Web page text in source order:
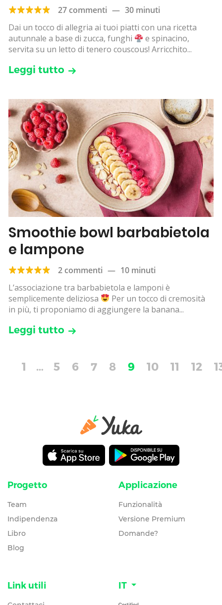
27 commenti — 30 minuti
Dai un tocco di allegria ai tuoi piatti con una ricetta
autunnale a base di zucca, funghi
e spinacino,
servita su un letto di tenero couscous! Arricchito...
Leggi tutto
Smoothie bowl barbabietola
e lampone
2 commenti — 10 minuti
L’associazione tra barbabietola e lamponi è
semplicemente deliziosa
Per un tocco di cremosità
in più, ti proponiamo di aggiungere la banana...
Leggi tutto
1 … 5 6 7 8 9 10 11 12
Progetto
Team
Indipendenza
Libro
Blog
Applicazione
Funzionalità
Versione Premium
Domande?
Link utili IT